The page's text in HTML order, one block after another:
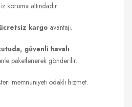
koruma altındadır.
kargo avantajı.
güvenli havalı
paketlenerek gönderilir.
memnuniyeti odaklı hizmet.